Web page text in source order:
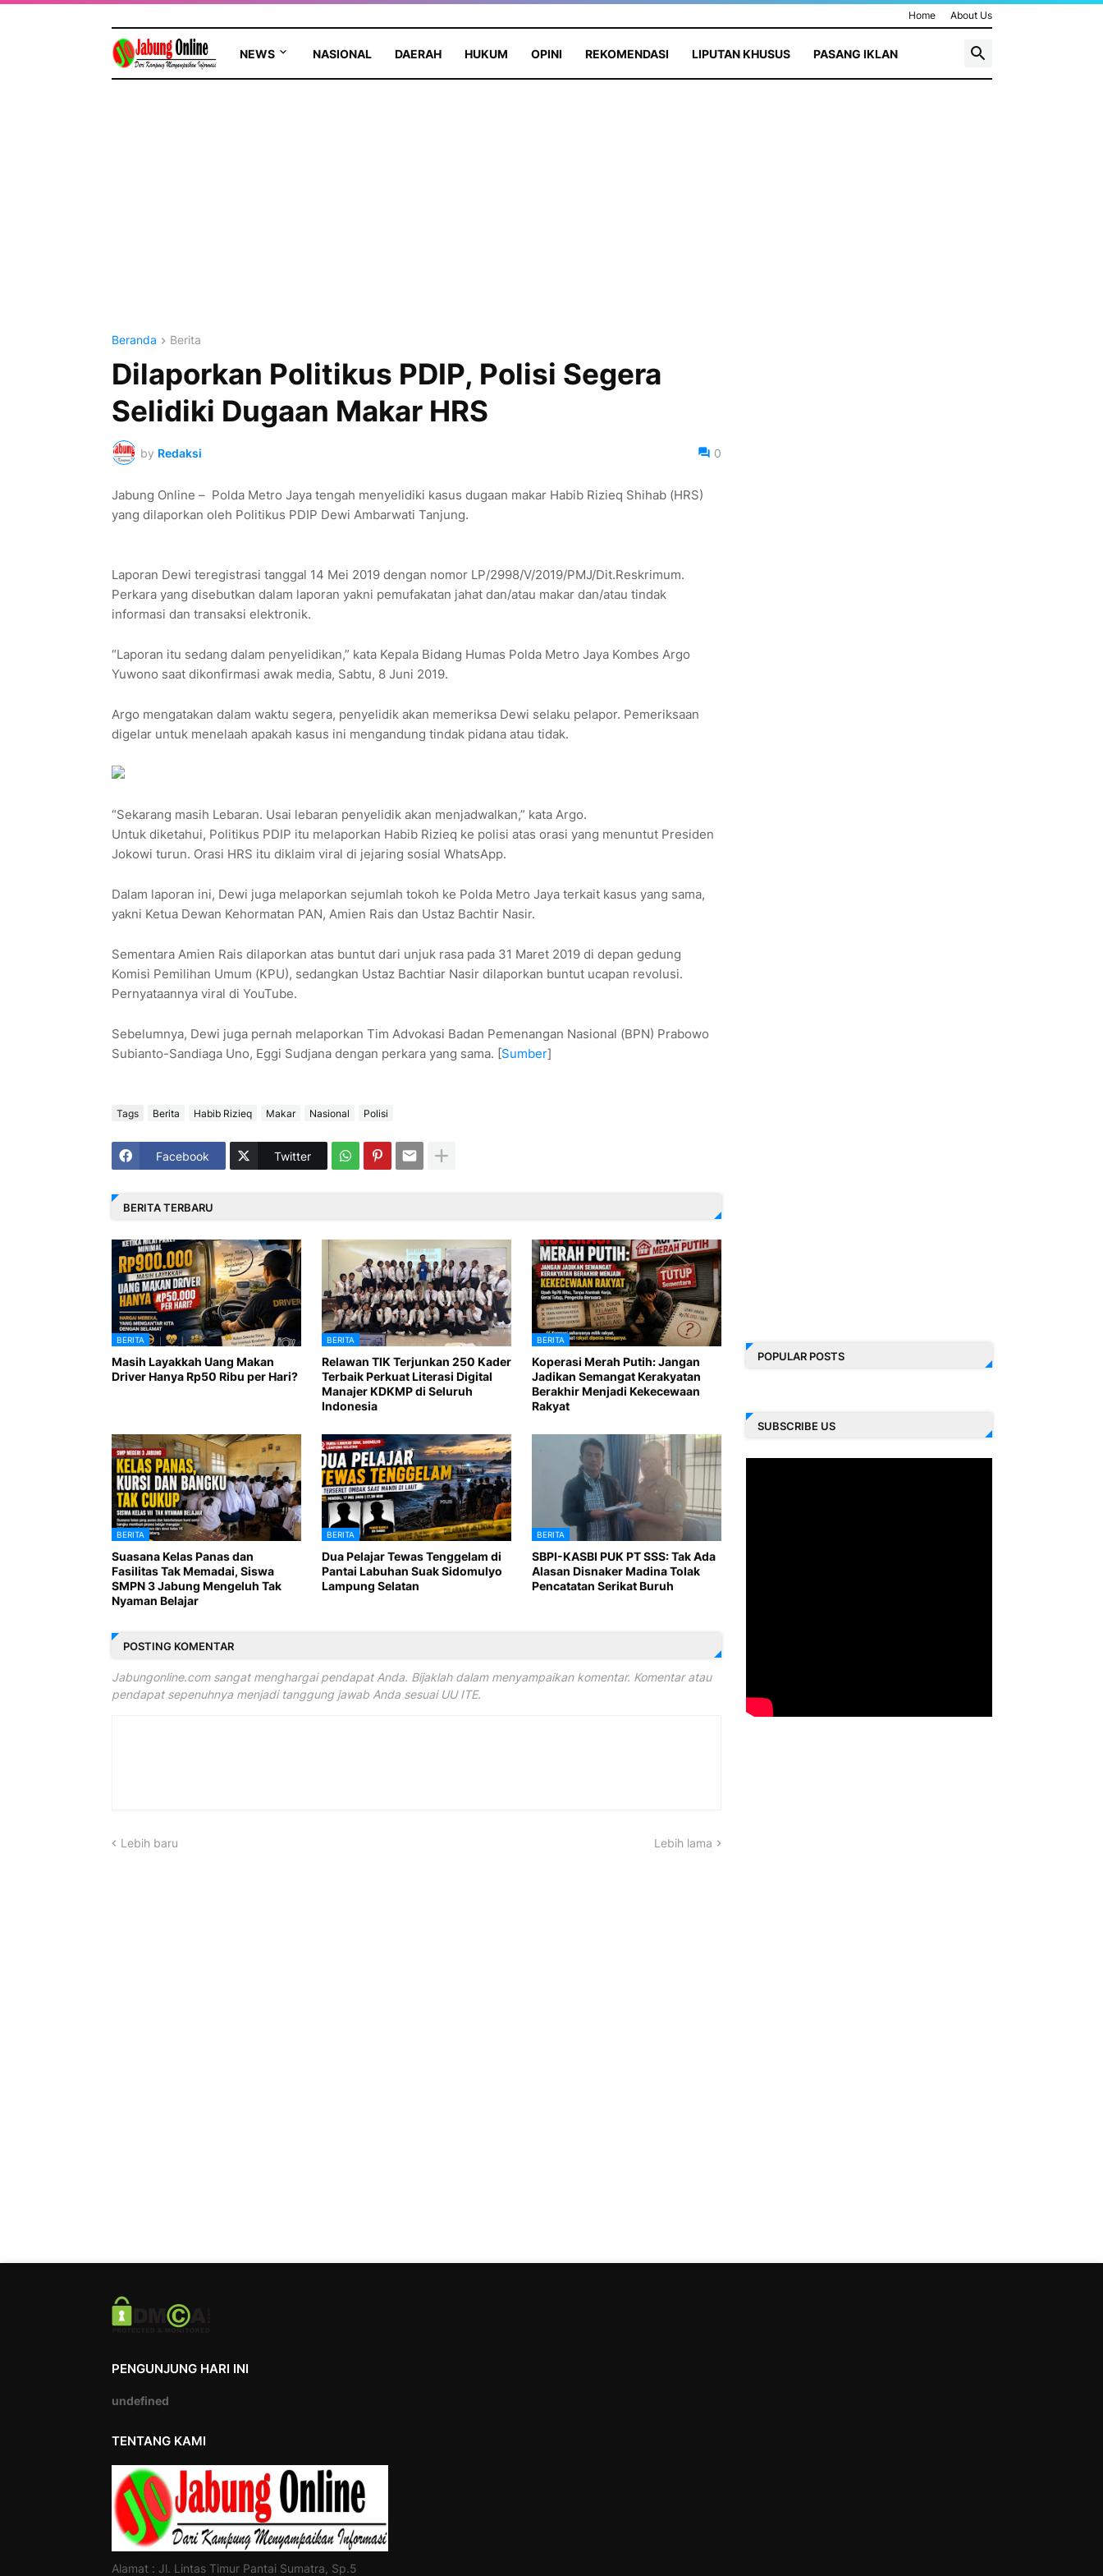
Home About Us
NEWS NASIONAL DAERAH HUKUM OPINI REKOMENDASI LIPUTAN KHUSUS PASANG IKLAN
Beranda Berita
Dilaporkan Politikus PDIP, Polisi Segera
Selidiki Dugaan Makar HRS
by Redaksi 0
Jabung Online – Polda Metro Jaya tengah menyelidiki kasus dugaan makar Habib Rizieq Shihab (HRS)
yang dilaporkan oleh Politikus PDIP Dewi Ambarwati Tanjung.
Laporan Dewi teregistrasi tanggal 14 Mei 2019 dengan nomor LP/2998/V/2019/PMJ/Dit.Reskrimum.
Perkara yang disebutkan dalam laporan yakni pemufakatan jahat dan/atau makar dan/atau tindak
informasi dan transaksi elektronik.
“Laporan itu sedang dalam penyelidikan,” kata Kepala Bidang Humas Polda Metro Jaya Kombes Argo
Yuwono saat dikonfirmasi awak media, Sabtu, 8 Juni 2019.
Argo mengatakan dalam waktu segera, penyelidik akan memeriksa Dewi selaku pelapor. Pemeriksaan
digelar untuk menelaah apakah kasus ini mengandung tindak pidana atau tidak.
“Sekarang masih Lebaran. Usai lebaran penyelidik akan menjadwalkan,” kata Argo.
Untuk diketahui, Politikus PDIP itu melaporkan Habib Rizieq ke polisi atas orasi yang menuntut Presiden
Jokowi turun. Orasi HRS itu diklaim viral di jejaring sosial WhatsApp.
Dalam laporan ini, Dewi juga melaporkan sejumlah tokoh ke Polda Metro Jaya terkait kasus yang sama,
yakni Ketua Dewan Kehormatan PAN, Amien Rais dan Ustaz Bachtir Nasir.
Sementara Amien Rais dilaporkan atas buntut dari unjuk rasa pada 31 Maret 2019 di depan gedung
Komisi Pemilihan Umum (KPU), sedangkan Ustaz Bachtiar Nasir dilaporkan buntut ucapan revolusi.
Pernyataannya viral di YouTube.
Sebelumnya, Dewi juga pernah melaporkan Tim Advokasi Badan Pemenangan Nasional (BPN) Prabowo
Subianto-Sandiaga Uno, Eggi Sudjana dengan perkara yang sama. [Sumber]
Tags Berita Habib Rizieq Makar Nasional Polisi
Facebook Twitter
BERITA TERBARU
BERITA
Masih Layakkah Uang Makan
Driver Hanya Rp50 Ribu per Hari?
BERITA
Relawan TIK Terjunkan 250 Kader
Terbaik Perkuat Literasi Digital
Manajer KDKMP di Seluruh
Indonesia
BERITA
Koperasi Merah Putih: Jangan
Jadikan Semangat Kerakyatan
Berakhir Menjadi Kekecewaan
Rakyat
BERITA
Suasana Kelas Panas dan
Fasilitas Tak Memadai, Siswa
SMPN 3 Jabung Mengeluh Tak
Nyaman Belajar
BERITA
Dua Pelajar Tewas Tenggelam di
Pantai Labuhan Suak Sidomulyo
Lampung Selatan
BERITA
SBPI-KASBI PUK PT SSS: Tak Ada
Alasan Disnaker Madina Tolak
Pencatatan Serikat Buruh
POSTING KOMENTAR
Jabungonline.com sangat menghargai pendapat Anda. Bijaklah dalam menyampaikan komentar. Komentar atau
pendapat sepenuhnya menjadi tanggung jawab Anda sesuai UU ITE.
Lebih baru Lebih lama
POPULAR POSTS
SUBSCRIBE US
PENGUNJUNG HARI INI
undefined
TENTANG KAMI
Alamat : Jl. Lintas Timur Pantai Sumatra, Sp.5